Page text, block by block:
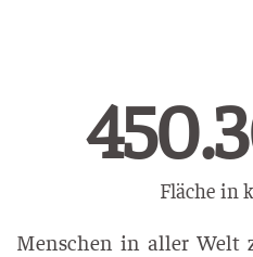
Fläche in
Menschen in aller Welt